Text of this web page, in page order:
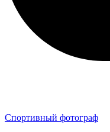
Спортивный фотограф